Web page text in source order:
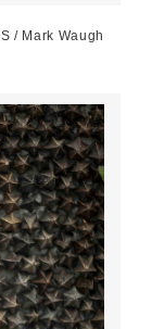
/ Mark Waugh